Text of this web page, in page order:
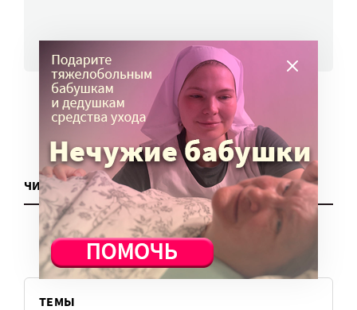
ЧИТАТЬ ЕЩЕ
ТЕМЫ